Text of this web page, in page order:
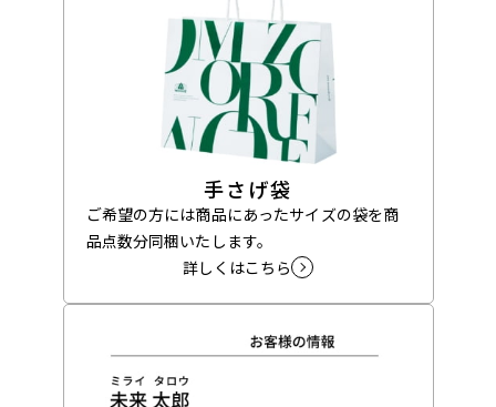
手さげ袋
ご希望の方には商品にあったサイズの袋を商
品点数分同梱いたします。
詳しくはこちら